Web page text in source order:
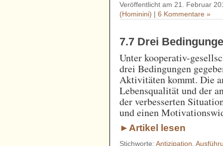
Veröffentlicht am 21. Februar
(Hominini) |6 Kommentare »
7.7 Drei
Unter kooperativ-
drei Bedingungen
Aktivitäten kommt. Die
Lebensqualität und der
der verbesserten
und einen
►Artikel lesen
Stichworte:Antizipation,